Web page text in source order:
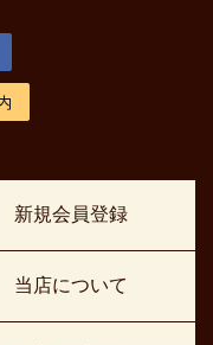
新規会員登録
当店について